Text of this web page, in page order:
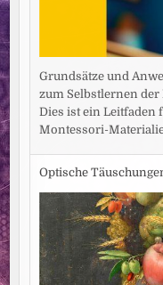
Grundsätze und
zum Selbstlernen
Dies ist ein Leitfaden
Montessori-
Optische